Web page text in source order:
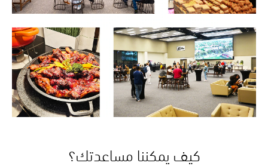
كيف يمكننا مساعدتك؟